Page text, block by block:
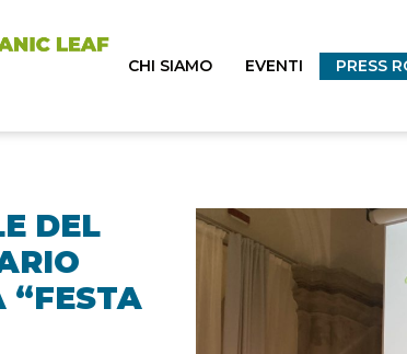
CHI SIAMO EVENTI PRESS
DEL
“FESTA